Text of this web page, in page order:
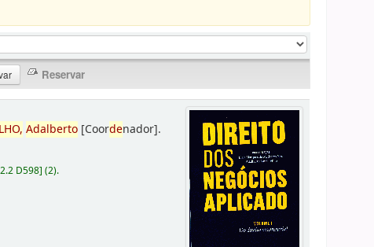
Adalberto [Coordenador].
D598](2).